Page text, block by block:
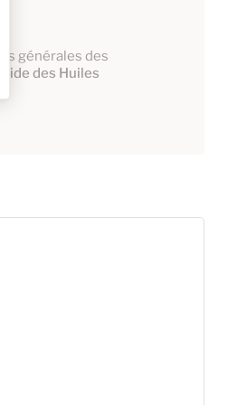
générales des
Guide des Huiles